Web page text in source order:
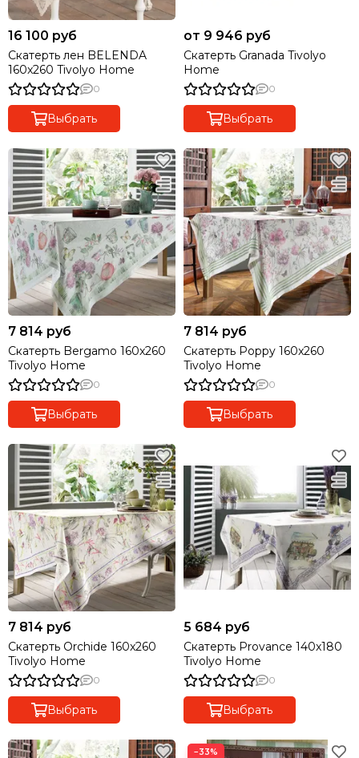
16 100 руб
Скатерть лен BELENDA
160x260 Tivolyo Home
0
Выбрать
от 9 946 руб
Скатерть Granada Tivolyo
Home
0
Выбрать
7 814 руб
Скатерть Bergamo 160x260
Tivolyo Home
0
Выбрать
7 814 руб
Скатерть Poppy 160x260
Tivolyo Home
0
Выбрать
7 814 руб
Скатерть Orchide 160x260
Tivolyo Home
0
Выбрать
5 684 руб
Скатерть Provance 140x180
Tivolyo Home
0
Выбрать
−33%